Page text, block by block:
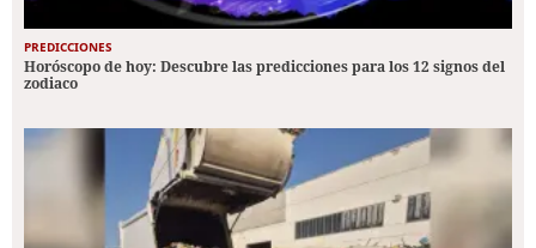
PREDICCIONES
Horóscopo de hoy: Descubre las predicciones para los 12 signos del
zodiaco